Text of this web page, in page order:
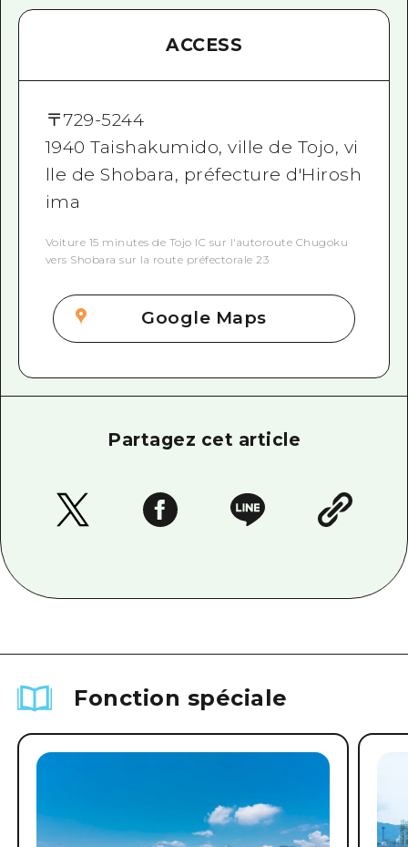
ACCESS
〒729-5244
1940 Taishakumido, ville de Tojo, vi
lle de Shobara, préfecture d'Hirosh
ima
Voiture 15 minutes de Tojo IC sur l'autoroute Chugoku
vers Shobara sur la route préfectorale 23
Google Maps
Partagez cet article
Fonction spéciale